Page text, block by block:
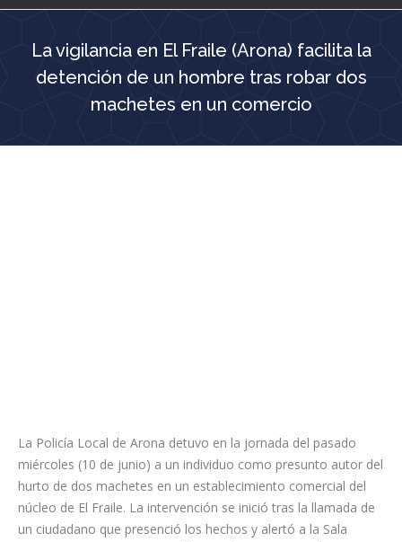
La vigilancia en El Fraile (Arona) facilita la
machetes en un comercio
La Policía Local de Arona detuvo en la jornada del pasado
miércoles (10 de junio) a un individuo como presunto autor del
hurto de dos machetes en un establecimiento comercial del